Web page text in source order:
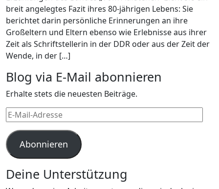
breit angelegtes Fazit ihres 80-jährigen Lebens: Sie
berichtet darin persönliche Erinnerungen an ihre
Großeltern und Eltern ebenso wie Erlebnisse aus ihrer
Zeit als Schriftstellerin in der DDR oder aus der Zeit der
Wende, in der […]
Blog via E-Mail abonnieren
Erhalte stets die neuesten Beiträge.
E-
Mail-
Adresse
Abonnieren
Deine Unterstützung